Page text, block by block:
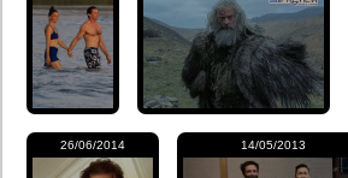
26/06/2014 14/05/2013